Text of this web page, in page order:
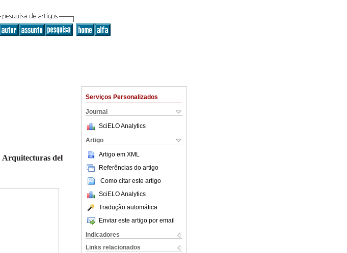
Serviços Personalizados
Journal
SciELO Analytics
Artigo
Artigo em XML
Referências do artigo
Como citar este artigo
SciELO Analytics
Tradução automática
Enviar este artigo por email
Indicadores
Links relacionados
Arquitecturas del